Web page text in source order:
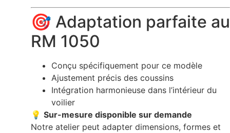
🎯 Adaptation parfaite au
RM 1050
Conçu spécifiquement pour ce modèle
Ajustement précis des coussins
Intégration harmonieuse dans l’intérieur du
voilier
💡 Sur-mesure disponible sur demande
Notre atelier peut adapter dimensions, formes et